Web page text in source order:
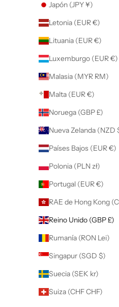
Japón (JPY ¥)
Letonia (EUR €)
Lituania (EUR €)
Luxemburgo (EUR €)
Malasia (MYR RM)
Malta (EUR €)
Noruega (GBP £)
Nueva Zelanda (NZD
Países Bajos (EUR €)
Polonia (PLN zł)
Portugal (EUR €)
RAE de Hong Kong
Reino Unido (GBP £)
Rumanía (RON Lei)
Singapur (SGD $)
Suecia (SEK kr)
Suiza (CHF CHF)